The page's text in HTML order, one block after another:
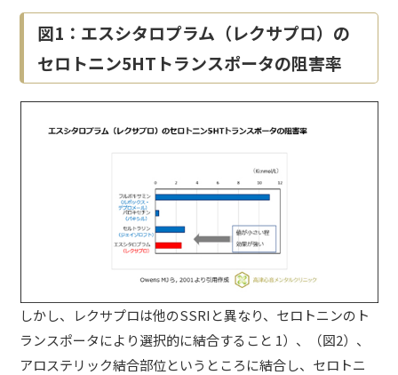
図1：エスシタロプラム（レクサプロ）の
セロトニン5HTトランスポータの阻害率
しかし、レクサプロは他のSSRIと異なり、セロトニンのト
ランスポータにより選択的に結合すること 1）、（図2）、
アロステリック結合部位というところに結合し、セロトニ